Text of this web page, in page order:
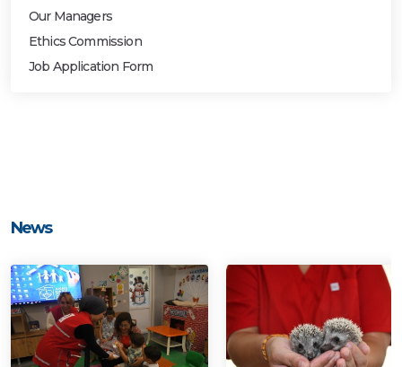
Our Managers
Ethics Commission
Job Application Form
News